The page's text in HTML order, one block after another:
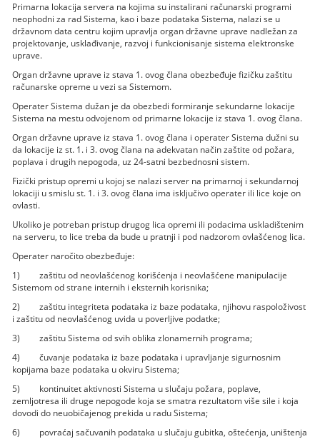
Primarna lokacija servera na kojima su instalirani računarski programi
neophodni za rad Sistema, kao i baze podataka Sistema, nalazi se u
državnom data centru kojim upravlja organ državne uprave nadležan za
projektovanje, usklađivanje, razvoj i funkcionisanje sistema elektronske
uprave.
Organ državne uprave iz stava 1. ovog člana obezbeđuje fizičku zaštitu
računarske opreme u vezi sa Sistemom.
Operater Sistema dužan je da obezbedi formiranje sekundarne lokacije
Sistema na mestu odvojenom od primarne lokacije iz stava 1. ovog člana.
Organ državne uprave iz stava 1. ovog člana i operater Sistema dužni su
da lokacije iz st. 1. i 3. ovog člana na adekvatan način zaštite od požara,
poplava i drugih nepogoda, uz 24-satni bezbednosni sistem.
Fizički pristup opremi u kojoj se nalazi server na primarnoj i sekundarnoj
lokaciji u smislu st. 1. i 3. ovog člana ima isključivo operater ili lice koje on
ovlasti.
Ukoliko je potreban pristup drugog lica opremi ili podacima uskladištenim
na serveru, to lice treba da bude u pratnji i pod nadzorom ovlašćenog lica.
Operater naročito obezbeđuje:
1) zaštitu od neovlašćenog korišćenja i neovlašćene manipulacije
Sistemom od strane internih i eksternih korisnika;
2) zaštitu integriteta podataka iz baze podataka, njihovu raspoloživost
i zaštitu od neovlašćenog uvida u poverljive podatke;
3) zaštitu Sistema od svih oblika zlonamernih programa;
4) čuvanje podataka iz baze podataka i upravljanje sigurnosnim
kopijama baze podataka u okviru Sistema;
5) kontinuitet aktivnosti Sistema u slučaju požara, poplave,
zemljotresa ili druge nepogode koja se smatra rezultatom više sile i koja
dovodi do neuobičajenog prekida u radu Sistema;
6) povraćaj sačuvanih podataka u slučaju gubitka, oštećenja, uništenja